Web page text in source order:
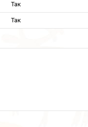
Так
Так